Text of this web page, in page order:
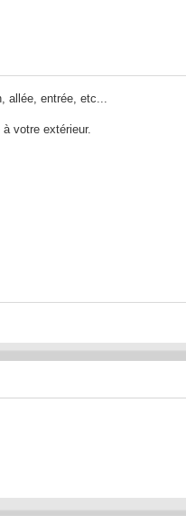
allée, entrée, etc...
votre extérieur.